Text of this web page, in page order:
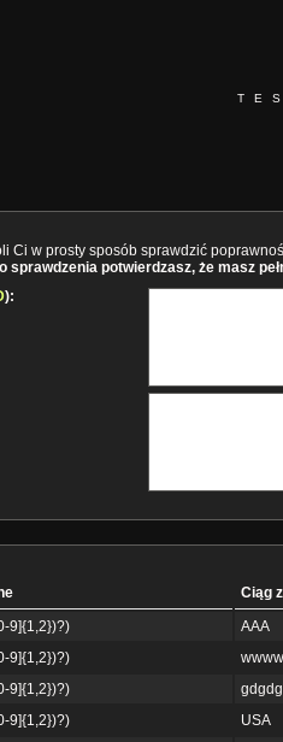
Ci w prosty sposób sprawdzić
sprawdzenia potwierdzasz, że masz
):
Ciąg
9]{1,2})?)
AAA
9]{1,2})?)
wwww
9]{1,2})?)
gdgdg
9]{1,2})?)
USA